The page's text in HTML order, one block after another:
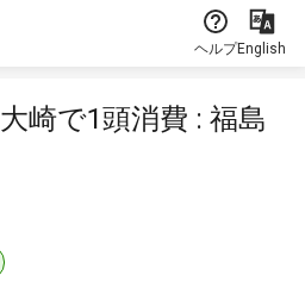
ヘルプEnglish
崎で1頭消費 : 福島